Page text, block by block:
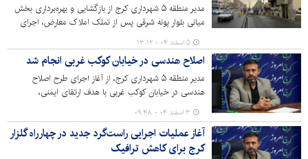
مدیر منطقه ۵ شهرداری کرج از بازگشایی و بهره‌برداری بخش
میانی بلوار پونه شرقی پس از تملک املاک معارض، اجرای
عملیات عمرانی و جابه‌جایی تأسیسات شهری خبر داد.
۵ اسفند ۰۴ - ۱۳:۱۲
اصلاح هندسی در خیابان کوکب غربی انجام شد
مدیر منطقه ۵ شهرداری کرج، از آغاز اجرای طرح اصلاح
هندسی در خیابان کوکب غربی با هدف ارتقای ایمنی،
ساماندهی جریان عبور و مرور و بهبود منظر شهری خبر داد.
۳ اسفند ۰۴ - ۰۹:۴۸
آغاز عملیات اجرایی راست‌گرد جدید در چهارراه گلزار
کرج برای کاهش ترافیک